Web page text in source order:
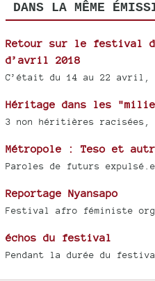
DANS LA MÊME
Retour sur le festival
d’avril 2018
C’était du 14 au 22 avril,
Héritage dans les
3 non héritières racisées,
Métropole : Teso et
Paroles de futurs
Reportage Nyansapo
Festival afro féministe
échos du festival
Pendant la durée du